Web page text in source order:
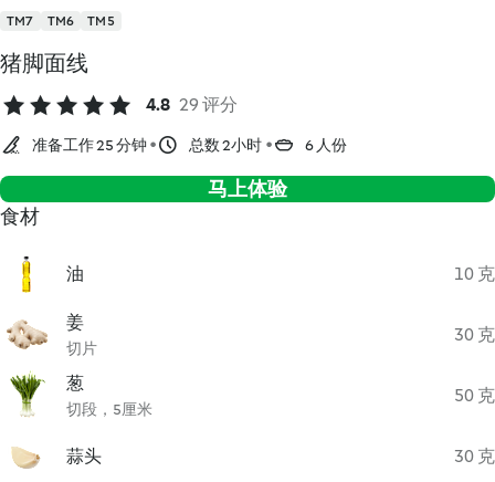
TM7 TM6 TM5
猪脚面线
4.8 29 评分
准备工作 25 分钟 总数 2小时 6 人份
马上体验
食材
油 10 克
姜
切片
30 克
葱
切段，5厘米
50 克
蒜头 30 克